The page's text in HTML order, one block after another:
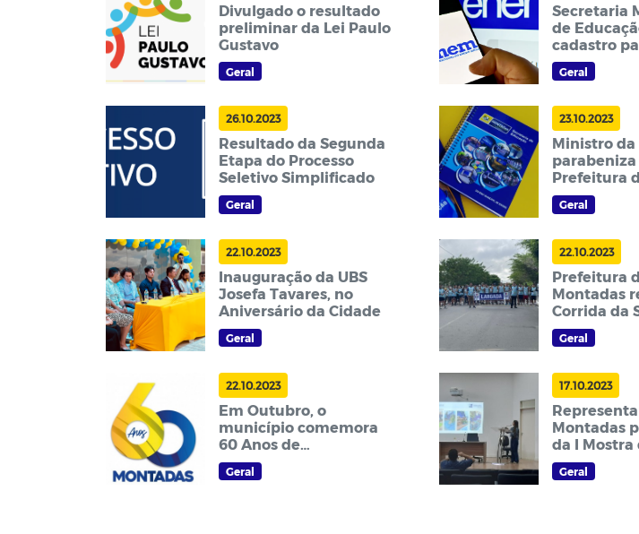
Divulgado o resultado
preliminar da Lei Paulo
Gustavo
Geral
Secretaria
de
cadastro
que farão
Geral
26.10.2023
Resultado da Segunda
Etapa do Processo
Seletivo Simplificado
Geral
23.10.2023
Ministro da
parabeniza
Prefeitura
Montadas
Geral
22.10.2023
Inauguração da UBS
Josefa Tavares, no
Aniversário da Cidade
Geral
22.10.2023
Prefeitura
Montadas
Corrida da
Geral
22.10.2023
Em Outubro, o
município comemora
60 Anos de
Emancipação Política
Geral
17.10.2023
Montadas
da I Mostra
Tecnologia
da UFCG
Geral